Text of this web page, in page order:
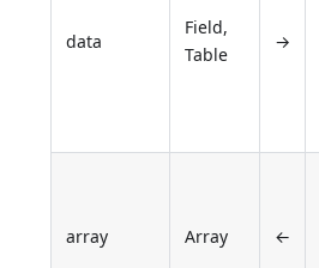
data
Field,
Table
→
array Array ←